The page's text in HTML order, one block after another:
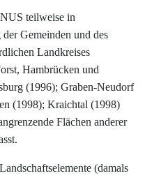
teilweise in
Gemeinden und des
Landkreises
Hambrücken und
(1996); Graben-Neudorf
(1998); Kraichtal (1998)
Flächen anderer
(damals